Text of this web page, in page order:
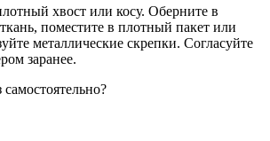
хвост или косу. Оберните в
поместите в плотный пакет или
металлические скрепки. Согласуйте
заранее.